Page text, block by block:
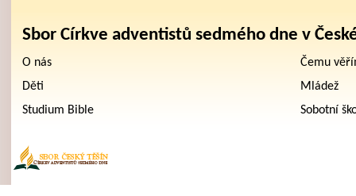
Sbor Církve adventistů sedmého dne v
O nás
Čemu
Děti
Mládež
Studium Bible
Sobotní